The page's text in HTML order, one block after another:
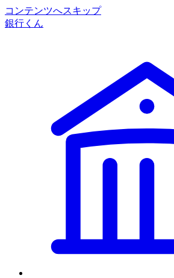
コンテンツへスキップ
銀行くん